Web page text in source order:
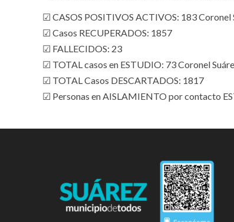
☑ CASOS POSITIVOS ACTIVOS: 183 Coronel
☑ Casos RECUPERADOS: 1857
☑ FALLECIDOS: 23
☑ TOTAL casos en ESTUDIO: 73 Coronel
☑ TOTAL Casos DESCARTADOS: 1817
☑ Personas en AISLAMIENTO por contacto